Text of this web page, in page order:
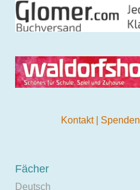
Kontakt Spenden
Fächer
Deutsch